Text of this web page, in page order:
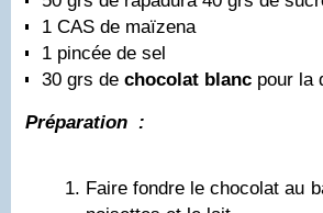
1 CAS de maïzena
1 pincée de sel
30 grs de chocolat blanc pour la
Préparation :
Faire fondre le chocolat au